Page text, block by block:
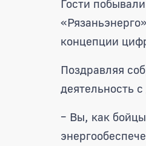
Гости
концепции
Поздравляя
деятельность
– Вы, как